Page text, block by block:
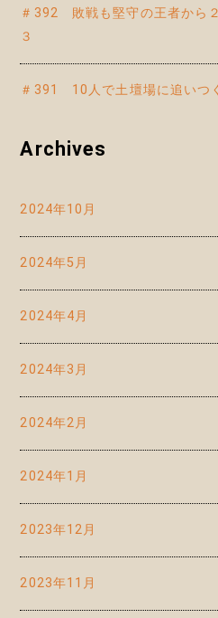
＃392 敗戦も堅守の王者から
３
＃391 10人で土壇場に追い
Archives
2024年10月
2024年5月
2024年4月
2024年3月
2024年2月
2024年1月
2023年12月
2023年11月